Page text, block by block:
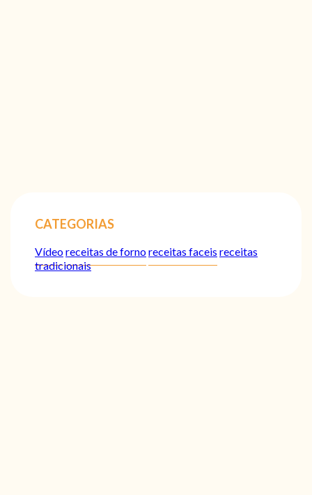
CATEGORIAS
Vídeoreceitas de fornoreceitas faceis receitas
tradicionais